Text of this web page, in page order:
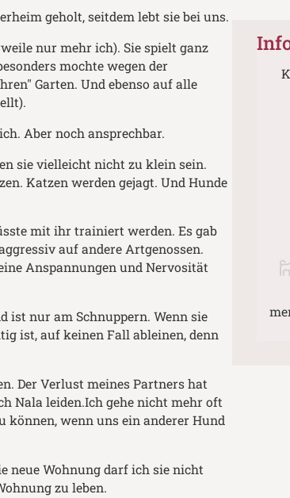
geholt, seitdem lebt sie bei uns.
nur mehr ich). Sie spielt ganz
mochte wegen der
Garten. Und ebenso auf alle
Aber noch ansprechbar.
sie vielleicht nicht zu klein sein.
Katzen werden gejagt. Und Hunde
mit ihr trainiert werden. Es gab
auf andere Artgenossen.
Anspannungen und Nervosität
ist nur am Schnuppern. Wenn sie
ist, auf keinen Fall ableinen, denn
Der Verlust meines Partners hat
Nala leiden.Ich gehe nicht mehr oft
wenn uns ein anderer Hund
neue Wohnung darf ich sie nicht
zu leben.